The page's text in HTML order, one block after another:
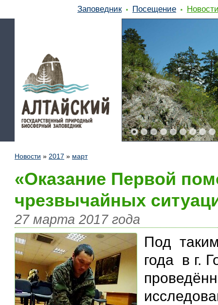
Заповедник Посещение
Новости » 2017 » март
«Оказание Первой
чрезвычайных
27 марта 2017 года
Под
года в г.